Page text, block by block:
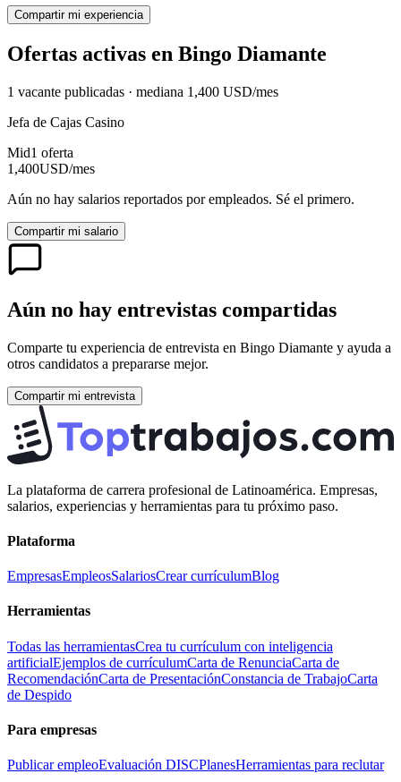
Compartir mi experiencia
Ofertas activas en Bingo Diamante
1 vacante publicadas · mediana 1,400 USD/mes
Jefa de Cajas Casino
Mid1 oferta
1,400USD/mes
Aún no hay salarios reportados por empleados. Sé el primero.
Compartir mi salario
Aún no hay entrevistas compartidas
Comparte tu experiencia de entrevista en Bingo Diamante y ayuda a
otros candidatos a prepararse mejor.
Compartir mi entrevista
La plataforma de carrera profesional de Latinoamérica. Empresas,
salarios, experiencias y herramientas para tu próximo paso.
Plataforma
EmpresasEmpleosSalariosCrear currículumBlog
Herramientas
Todas las herramientasCrea tu currículum con inteligencia
artificialEjemplos de currículumCarta de RenunciaCarta de
RecomendaciónCarta de PresentaciónConstancia de TrabajoCarta
de Despido
Para empresas
Publicar empleoEvaluación DISCPlanesHerramientas para reclutar